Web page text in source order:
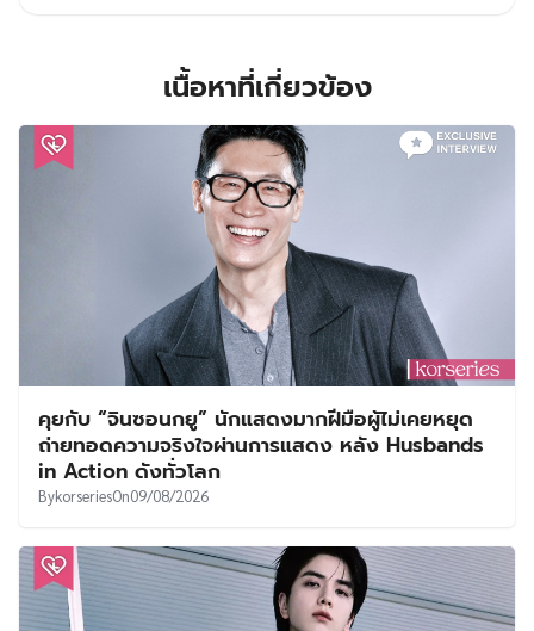
เนื้อหาที่เกี่ยวข้อง
คุยกับ “จินซอนกยู” นักแสดงมากฝีมือผู้ไม่เคยหยุด
ถ่ายทอดความจริงใจผ่านการแสดง หลัง Husbands
in Action ดังทั่วโลก
BykorseriesOn09/08/2026